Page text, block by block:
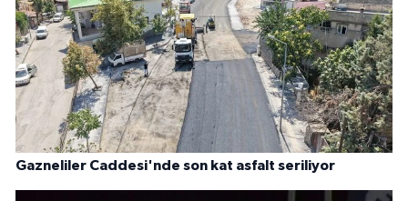
Gazneliler Caddesi'nde son kat asfalt seriliyor